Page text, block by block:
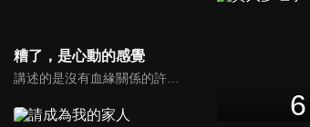
糟了，是心動的感覺
講述的是沒有血緣關係的許苒與林予安兄妹，彼此互相扶持共同成長，從青梅竹馬到錯失後再次牽手的愛情故事。
6